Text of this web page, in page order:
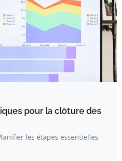
pour la clôture des
les étapes essentielles